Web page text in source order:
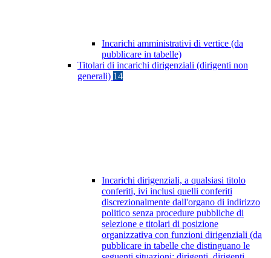
Incarichi amministrativi di vertice (da
pubblicare in tabelle)
Titolari di incarichi dirigenziali (dirigenti non
generali) 14
Incarichi dirigenziali, a qualsiasi titolo
conferiti, ivi inclusi quelli conferiti
discrezionalmente dall'organo di indirizzo
politico senza procedure pubbliche di
selezione e titolari di posizione
organizzativa con funzioni dirigenziali (da
pubblicare in tabelle che distinguano le